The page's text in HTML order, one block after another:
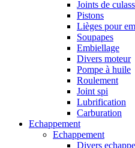
Joints de
Pistons
Lièges pour
Soupapes
Embiellage
Divers moteur
Pompe à huile
Roulement
Joint spi
Lubrification
Carburation
Echappement
Echappement
Divers